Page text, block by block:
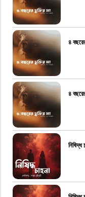
৪
৪
নিষিদ্ধ